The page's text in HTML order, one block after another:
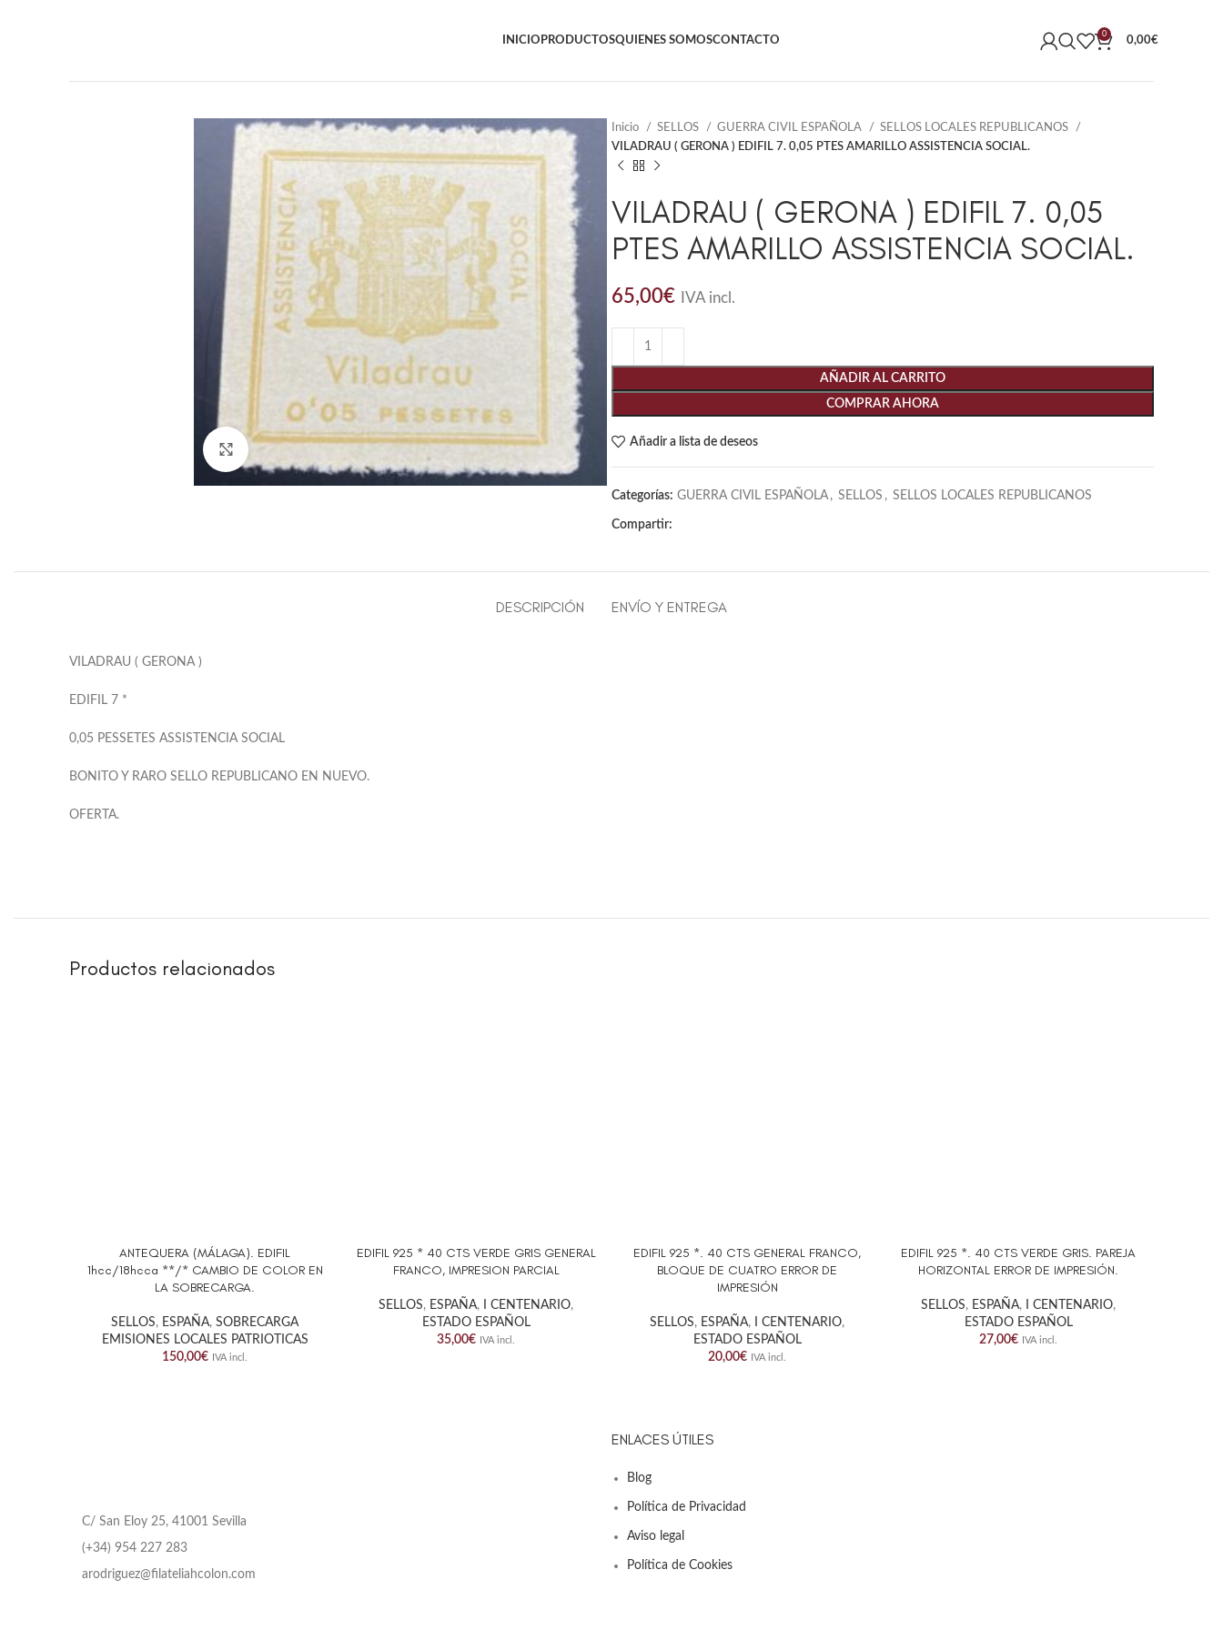
INICIO PRODUCTOSQUIENES SOMOSCONTACTO
0
0,00€
Click to enlarge
Inicio SELLOS GUERRA CIVIL ESPAÑOLA
SELLOS LOCALES REPUBLICANOS
VILADRAU ( GERONA ) EDIFIL 7. 0,05 PTES AMARILLO ASSISTENCIA SOCIAL.
VILADRAU ( GERONA ) EDIFIL 7. 0,05
PTES AMARILLO ASSISTENCIA SOCIAL.
65,00€ IVA incl.
AÑADIR AL CARRITO
COMPRAR AHORA
Añadir a lista de deseos
Categorías: GUERRA CIVIL ESPAÑOLA , SELLOS , SELLOS LOCALES REPUBLICANOS
Compartir:
DESCRIPCIÓN ENVÍO Y ENTREGA
VILADRAU ( GERONA )
EDIFIL 7 *
0,05 PESSETES ASSISTENCIA SOCIAL
BONITO Y RARO SELLO REPUBLICANO EN NUEVO.
OFERTA.
Productos relacionados
AÑADIR AL CARRITO
ANTEQUERA (MÁLAGA). EDIFIL
1hcc/18hcca **/* CAMBIO DE COLOR EN
LA SOBRECARGA.
SELLOS, ESPAÑA, SOBRECARGA
EMISIONES LOCALES PATRIOTICAS
150,00€ IVA incl.
AÑADIR AL CARRITO
EDIFIL 925 * 40 CTS VERDE GRIS GENERAL
FRANCO, IMPRESION PARCIAL
SELLOS, ESPAÑA, I CENTENARIO,
ESTADO ESPAÑOL
35,00€ IVA incl.
AÑADIR AL CARRITO
EDIFIL 925 *. 40 CTS GENERAL FRANCO,
BLOQUE DE CUATRO ERROR DE
IMPRESIÓN
SELLOS, ESPAÑA, I CENTENARIO,
ESTADO ESPAÑOL
20,00€ IVA incl.
AÑADIR AL CARRITO
EDIFIL 925 *. 40 CTS VERDE GRIS. PAREJA
HORIZONTAL ERROR DE IMPRESIÓN.
SELLOS, ESPAÑA, I CENTENARIO,
ESTADO ESPAÑOL
27,00€ IVA incl.
C/ San Eloy 25, 41001 Sevilla
(+34) 954 227 283
arodriguez@filateliahcolon.com
ENLACES ÚTILES
Blog
Política de Privacidad
Aviso legal
Política de Cookies